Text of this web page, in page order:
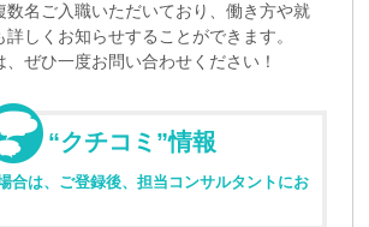
数名ご入職いただいており、働き方や就
しくお知らせすることができます。
、ぜひ一度お問い合わせください！
“クチコミ”情報
合は、ご登録後、担当コンサルタントにお